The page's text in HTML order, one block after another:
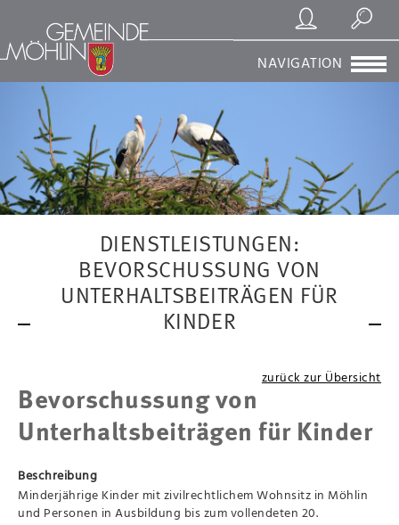
Registrierung/Login
Suchen
NAVIGATION
DIENSTLEISTUNGEN:
BEVORSCHUSSUNG VON
UNTERHALTSBEITRÄGEN FÜR
KINDER
zurück zur Übersicht
Bevorschussung von
Unterhaltsbeiträgen für Kinder
Beschreibung
Minderjährige Kinder mit zivilrechtlichem Wohnsitz in Möhlin
und Personen in Ausbildung bis zum vollendeten 20.